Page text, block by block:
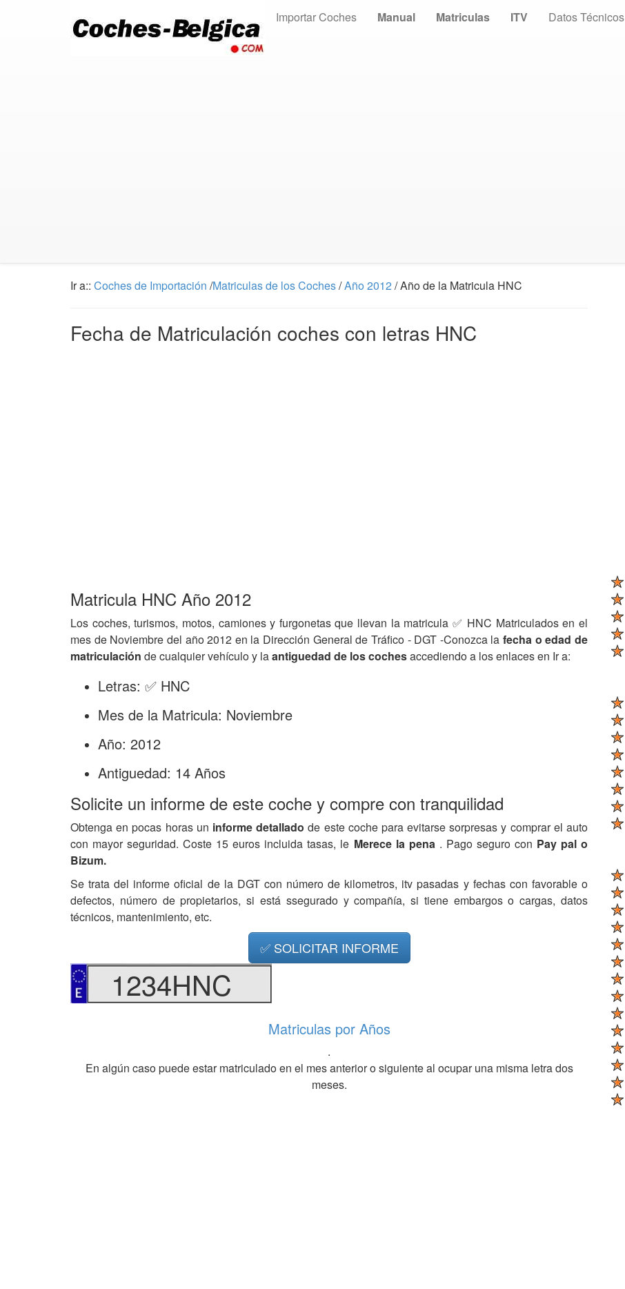
Importar Coches Manual Matriculas ITV Datos Técnicos
Ir a:: Coches de Importación /Matriculas de los Coches/Año 2012 / Año de la Matricula HNC
Fecha de Matriculación coches con letras HNC
Matricula HNC Año 2012
Los coches, turismos, motos, camiones y furgonetas que llevan la matricula ✅ HNC Matriculados en el
mes de Noviembre del año 2012 en la Dirección General de Tráfico - DGT -Conozca lafecha o edad de
matriculación de cualquier vehículo y laantiguedad de los cochesaccediendo a los enlaces en Ir a:
Letras: ✅ HNC
Mes de la Matricula: Noviembre
Año: 2012
Antiguedad: 14 Años
Solicite un informe de este coche y compre con tranquilidad
Obtenga en pocas horas un informe detalladode este coche para evitarse sorpresas y comprar el auto
con mayor seguridad. Coste 15 euros incluida tasas, le Merece la pena . Pago seguro con Pay pal o
Bizum.
Se trata del informe oficial de la DGT con número de kilometros, itv pasadas y fechas con favorable o
defectos, número de propietarios, si está ssegurado y compañía, si tiene embargos o cargas, datos
técnicos, mantenimiento, etc.
✅ SOLICITAR INFORME
1234HNC
Matriculas por Años
.
En algún caso puede estar matriculado en el mes anterior o siguiente al ocupar una misma letra dos
meses.